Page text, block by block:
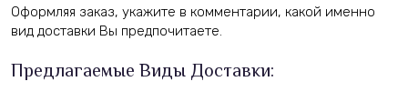
Оформляя заказ, укажите в комментарии, какой именно
вид доставки Вы предпочитаете.
Предлагаемые Виды Доставки: